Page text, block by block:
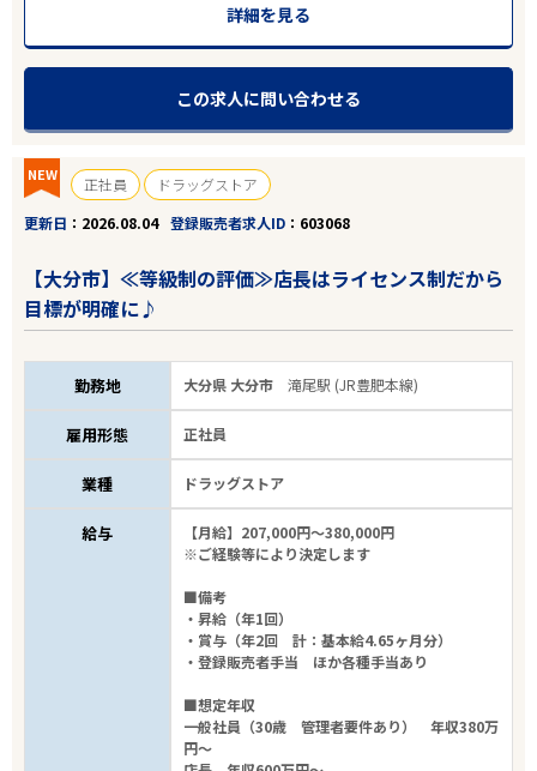
詳細を見る
この求人に問い合わせる
NEW 正社員
ドラッグストア
更新日
2026.08.04 登録販売者求人ID 603068
【大分市】≪等級制の評価≫店長はライセンス制だから
目標が明確に♪
勤務地 大分県 大分市滝尾駅 (JR豊肥本線)
雇用形態 正社員
業種 ドラッグストア
給与
【月給】207,000円～380,000円
※ご経験等により決定します
■備考
・昇給（年1回）
・賞与（年2回 計：基本給4.65ヶ月分）
・登録販売者手当 ほか各種手当あり
■想定年収
一般社員（30歳 管理者要件あり） 年収380万
円～